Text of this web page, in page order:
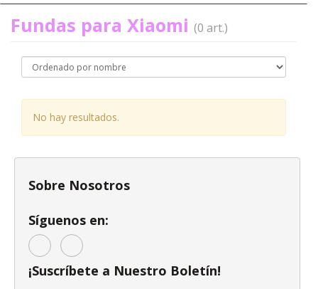
Fundas para Xiaomi (0 art.)
No hay resultados.
Sobre Nosotros
Síguenos en:
¡Suscríbete a Nuestro Boletín!